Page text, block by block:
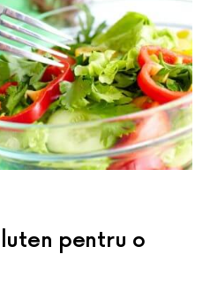
pentru o